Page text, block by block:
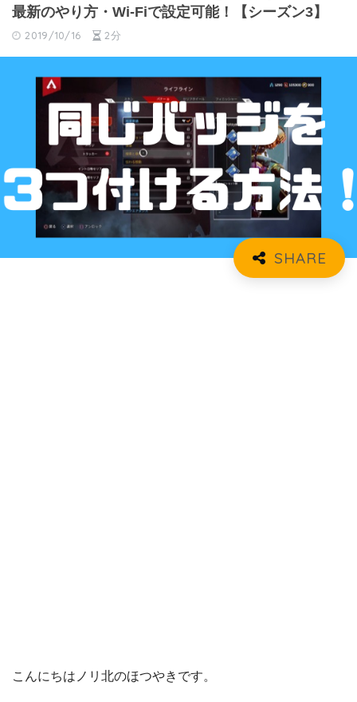
最新のやり方・Wi-Fiで設定可能！【シーズン3】
2019/10/16 2分
こんにちはノリ北のほつやきです。